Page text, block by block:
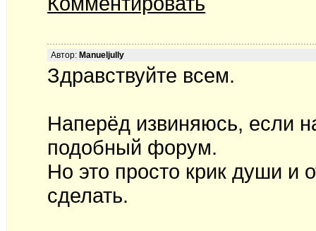
Автор: Manueljully
Здравствуйте всем.
Наперёд извиняюсь, если
подобный форум.
Но это просто крик души и
сделать.